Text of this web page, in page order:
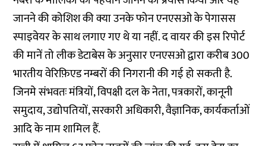
जानने की कोशिश की क्या उनके फोन एनएसओ के पेगासस
स्पाइवेयर के साथ लगाए गए थे या नहीं. द वायर की इस रिपोर्ट
की मानें तो लीक डेटाबेस के अनुसार एनएसओ द्वारा करीब 300
भारतीय वेरिफ़िएड नम्बरों की निगरानी की गई हो सकती है.
जिनमे संभवतः मंत्रियों, विपक्षी दल के नेता, पत्रकारों, कानूनी
समुदाय, उद्योपतियों, सरकारी अधिकारी, वैज्ञानिक, कार्यकर्ताओं
आदि के नाम शामिल हैं.